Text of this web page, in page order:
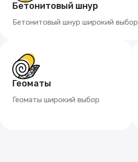
Бетонитовый шнур
Бетонитовый шнур широкий выбор
Геоматы
Геоматы широкий выбор